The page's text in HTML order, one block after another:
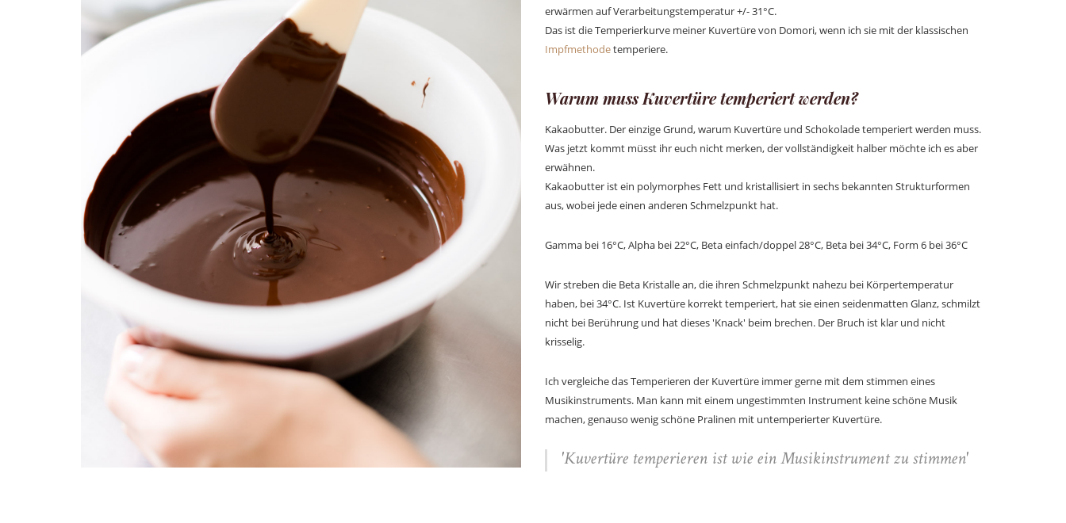
erwärmen auf Verarbeitungstemperatur +/- 31°C.
Das ist die Temperierkurve meiner Kuvertüre von Domori, wenn ich sie mit der klassischen
Impfmethodetemperiere.
Warum muss Kuvertüre temperiert werden?
Kakaobutter. Der einzige Grund, warum Kuvertüre und Schokolade temperiert werden muss.
Was jetzt kommt müsst ihr euch nicht merken, der vollständigkeit halber möchte ich es aber
erwähnen.
Kakaobutter ist ein polymorphes Fett und kristallisiert in sechs bekannten Strukturformen
aus, wobei jede einen anderen Schmelzpunkt hat.
Gamma bei 16°C, Alpha bei 22°C, Beta einfach/doppel 28°C, Beta bei 34°C, Form 6 bei 36°C
Wir streben die Beta Kristalle an, die ihren Schmelzpunkt nahezu bei Körpertemperatur
haben, bei 34°C. Ist Kuvertüre korrekt temperiert, hat sie einen seidenmatten Glanz, schmilzt
nicht bei Berührung und hat dieses 'Knack' beim brechen. Der Bruch ist klar und nicht
krisselig.
Ich vergleiche das Temperieren der Kuvertüre immer gerne mit dem stimmen eines
Musikinstruments. Man kann mit einem ungestimmten Instrument keine schöne Musik
machen, genauso wenig schöne Pralinen mit untemperierter Kuvertüre.
'Kuvertüre temperieren ist wie ein Musikinstrument zu stimmen'